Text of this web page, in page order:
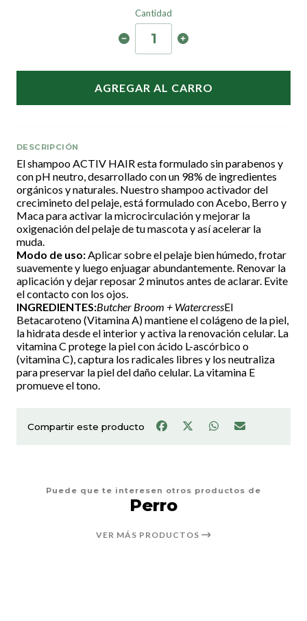
Cantidad
AGREGAR AL CARRO
DESCRIPCIÓN
El shampoo ACTIV HAIR esta formulado sin parabenos y
con pH neutro, desarrollado con un 98% de ingredientes
orgánicos y naturales. Nuestro shampoo activador del
crecimineto del pelaje, está formulado con Acebo, Berro y
Maca para activar la microcirculación y mejorar la
oxigenación del pelaje de tu mascota y así acelerar la
muda.
Modo de uso:Aplicar sobre el pelaje bien húmedo, frotar
suavemente y luego enjuagar abundantemente. Renovar la
aplicación y dejar reposar 2 minutos antes de aclarar. Evite
el contacto con los ojos.
INGREDIENTES:Butcher Broom + WatercressEl
Betacaroteno (Vitamina A) mantiene el colágeno de la piel,
la hidrata desde el interior y activa la renovación celular. La
vitamina C protege la piel con ácido L-ascórbico o
(vitamina C), captura los radicales libres y los neutraliza
para preservar la piel del daño celular. La vitamina E
promueve el tono.
Compartir este producto
Puede que te interesen otros productos de
Perro
VER MÁS PRODUCTOS